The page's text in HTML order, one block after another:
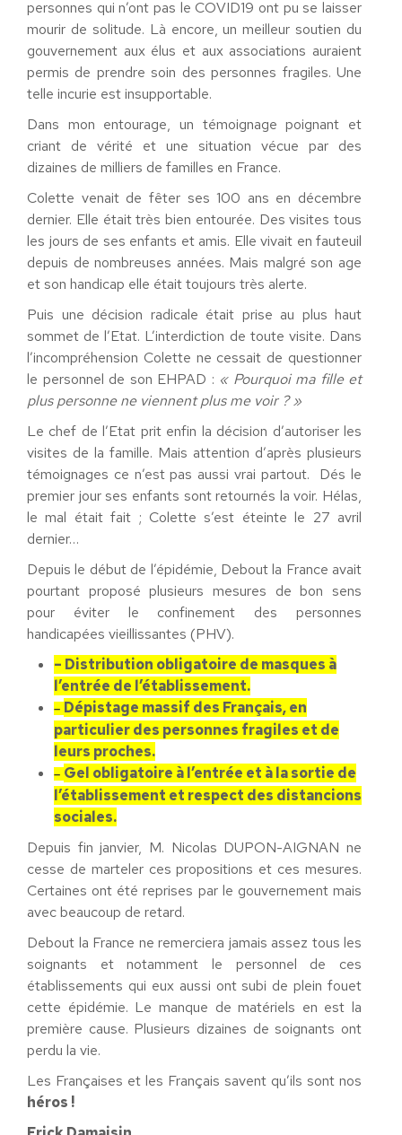
personnes qui n’ont pas le COVID19 ont pu se laisser
mourir de solitude. Là encore, un meilleur soutien du
gouvernement aux élus et aux associations auraient
permis de prendre soin des personnes fragiles. Une
telle incurie est insupportable.
Dans mon entourage, un témoignage poignant et
criant de vérité et une situation vécue par des
dizaines de milliers de familles en France.
Colette venait de fêter ses 100 ans en décembre
dernier. Elle était très bien entourée. Des visites tous
les jours de ses enfants et amis. Elle vivait en fauteuil
depuis de nombreuses années. Mais malgré son age
et son handicap elle était toujours très alerte.
Puis une décision radicale était prise au plus haut
sommet de l’Etat. L’interdiction de toute visite. Dans
l’incompréhension Colette ne cessait de questionner
le personnel de son EHPAD : « Pourquoi ma fille et
plus personne ne viennent plus me voir ? »
Le chef de l’Etat prit enfin la décision d’autoriser les
visites de la famille. Mais attention d’après plusieurs
témoignages ce n’est pas aussi vrai partout. Dés le
premier jour ses enfants sont retournés la voir. Hélas,
le mal était fait ; Colette s’est éteinte le 27 avril
dernier…
Depuis le début de l’épidémie, Debout la France avait
pourtant proposé plusieurs mesures de bon sens
pour éviter le confinement des personnes
handicapées vieillissantes (PHV).
– Distribution obligatoire de masques à
l’entrée de l’établissement.
– Dépistage massif des Français, en
particulier des personnes fragiles et de
leurs proches.
– Gel obligatoire à l’entrée et à la sortie de
l’établissement et respect des distancions
sociales.
Depuis fin janvier, M. Nicolas DUPON-AIGNAN ne
cesse de marteler ces propositions et ces mesures.
Certaines ont été reprises par le gouvernement mais
avec beaucoup de retard.
Debout la France ne remerciera jamais assez tous les
soignants et notamment le personnel de ces
établissements qui eux aussi ont subi de plein fouet
cette épidémie. Le manque de matériels en est la
première cause. Plusieurs dizaines de soignants ont
perdu la vie.
Les Françaises et les Français savent qu’ils sont nos
héros !